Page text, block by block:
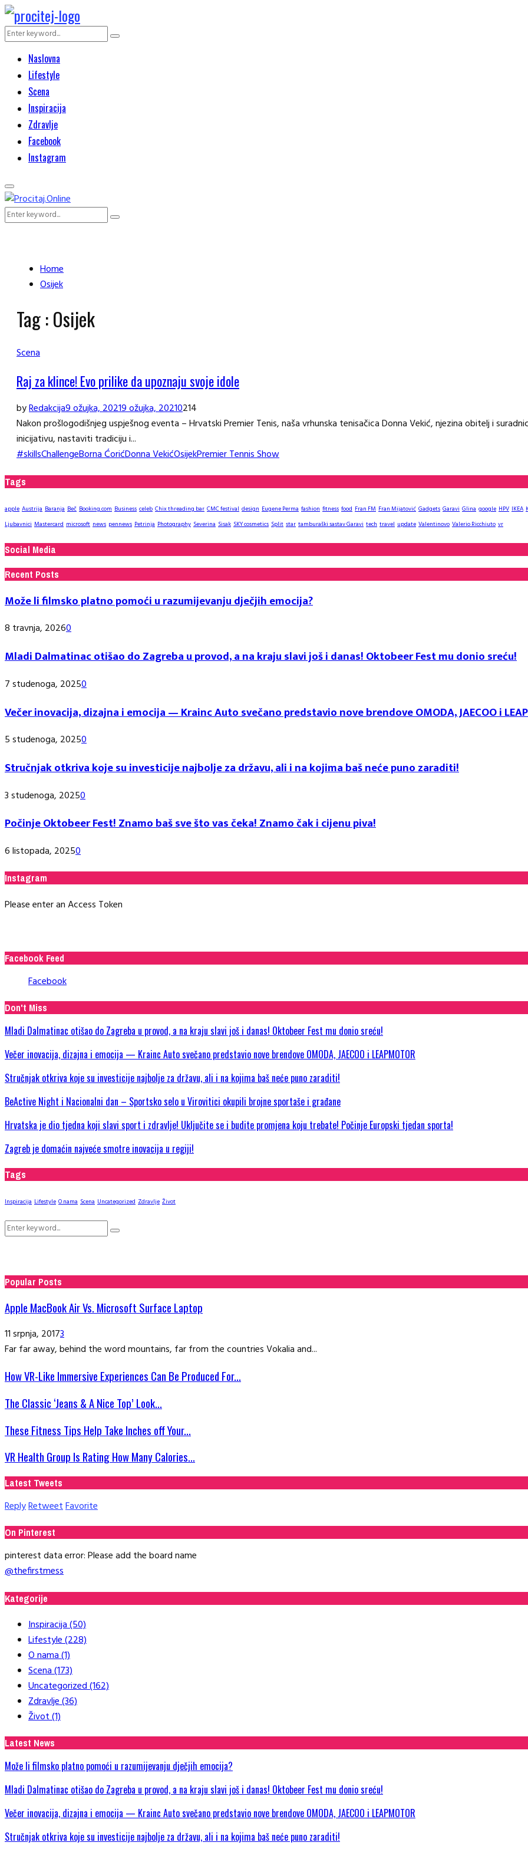
Search
Search
Naslovna
Lifestyle
Scena
Inspiracija
Zdravlje
Facebook
Instagram
Primary
Menu
Search
Search
Home
Osijek
Tag : Osijek
Scena
Raj za klince! Evo prilike da upoznaju svoje idole
byRedakcija9 ožujka, 20219 ožujka, 20210214
Nakon prošlogodišnjeg uspješnog eventa – Hrvatski Premier Tenis, naša vrhunska tenisačica Donna Vekić, njezina obitelj i
inicijativu, nastaviti tradiciju i...
#skillsChallengeBorna ĆorićDonna VekićOsijekPremier Tennis Show
Tags
apple Austrija Baranja Beč Booking.com Business celeb Chix threading bar CMC festival design Eugene Perma fashion fitness food Fran FM Fran Mijatović Gadgets Garavi Glina google HPV IKEA
Ljubavnici Mastercard microsoft news pennews Petrinja Photography Severina Sisak SKY cosmetics Split star tamburaški sastav Garavi tech travel update Valentinovo Valerio Ricchiuto vr
Social Media
Recent Posts
Može li filmsko platno pomoći u razumijevanju dječjih emocija?
8 travnja, 20260
Mladi Dalmatinac otišao do Zagreba u provod, a na kraju slavi još i danas! Oktobeer Fest mu donio sreću!
7 studenoga, 20250
Večer inovacija, dizajna i emocija — Krainc Auto svečano predstavio nove brendove OMODA, JAECOO i
5 studenoga, 20250
Stručnjak otkriva koje su investicije najbolje za državu, ali i na kojima baš neće puno zaraditi!
3 studenoga, 20250
Počinje Oktobeer Fest! Znamo baš sve što vas čeka! Znamo čak i cijenu piva!
6 listopada, 20250
Instagram
Please enter an Access Token
Facebook Feed
Facebook
Don't Miss
Mladi Dalmatinac otišao do Zagreba u provod, a na kraju slavi još i danas! Oktobeer Fest mu donio sreću!
Večer inovacija, dizajna i emocija — Krainc Auto svečano predstavio nove brendove OMODA, JAECOO i LEAPMOTOR
Stručnjak otkriva koje su investicije najbolje za državu, ali i na kojima baš neće puno zaraditi!
BeActive Night i Nacionalni dan – Sportsko selo u Virovitici okupili brojne sportaše i građane
Hrvatska je dio tjedna koji slavi sport i zdravlje! Uključite se i budite promjena koju trebate! Počinje Europski tjedan sporta!
Zagreb je domaćin najveće smotre inovacija u regiji!
Tags
Inspiracija Lifestyle O nama Scena Uncategorized Zdravlje Život
Search
Search
Popular Posts
Apple MacBook Air Vs. Microsoft Surface Laptop
11 srpnja, 20173
Far far away, behind the word mountains, far from the countries Vokalia and...
How VR-Like Immersive Experiences Can Be Produced For...
The Classic ‘Jeans & A Nice Top’ Look...
These Fitness Tips Help Take Inches off Your...
VR Health Group Is Rating How Many Calories...
Latest Tweets
ReplyRetweetFavorite
On Pinterest
pinterest data error: Please add the board name
@thefirstmess
Kategorije
Inspiracija(50)
Lifestyle(228)
O nama(1)
Scena(173)
Uncategorized(162)
Zdravlje(36)
Život(1)
Latest News
Može li filmsko platno pomoći u razumijevanju dječjih emocija?
Mladi Dalmatinac otišao do Zagreba u provod, a na kraju slavi još i danas! Oktobeer Fest mu donio sreću!
Večer inovacija, dizajna i emocija — Krainc Auto svečano predstavio nove brendove OMODA, JAECOO i LEAPMOTOR
Stručnjak otkriva koje su investicije najbolje za državu, ali i na kojima baš neće puno zaraditi!